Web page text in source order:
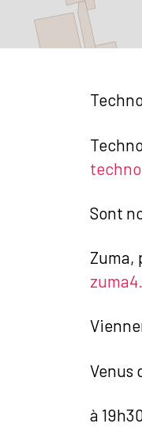
Sont
Zuma,
Venus
à